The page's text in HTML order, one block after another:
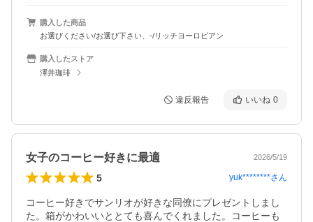
購入した商品
お選びください/お選び下さい、-/リッチヨーロピアン
購入したストア
澤井珈琲
違反報告 いいね 0
女子のコーヒー好きに最適 2026/5/19
5 yuk********さん
コーヒー好きでサンリオが好きな同僚にプレゼントしまし
た。箱がかわいいととても喜んでくれました。コーヒーも